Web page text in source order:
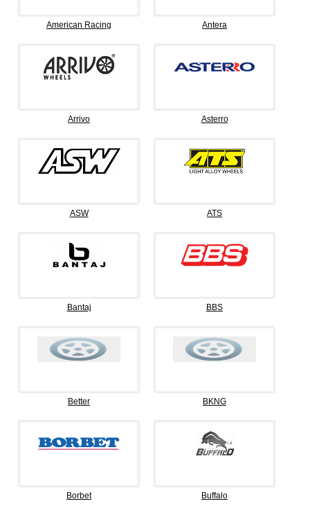
American Racing Antera
Arrivo Asterro
ASW ATS
Bantaj BBS
Better BKNG
Borbet Buffalo